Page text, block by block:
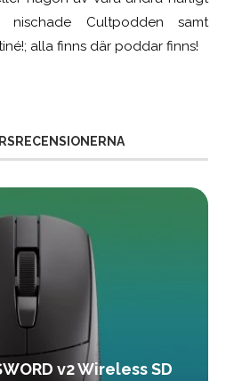
Cultpodden samt
alla finns där poddar finns!
v2 Wireless SD